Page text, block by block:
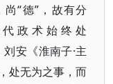
“德”，故有分
政术始终处
安《淮南子·主
处无为之事，而